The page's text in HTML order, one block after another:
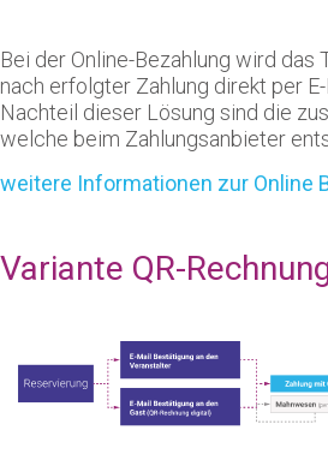
Bei der Online-Bezahlung wird
nach erfolgter Zahlung direkt per
Nachteil dieser Lösung sind die
welche beim Zahlungsanbieter
weitere Informationen zur Online
Variante QR-